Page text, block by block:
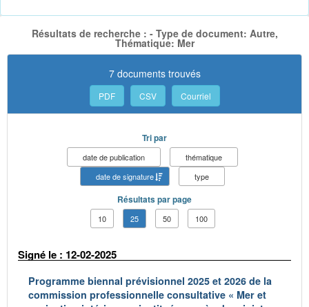
Résultats de recherche : - Type de document: Autre,
Thématique: Mer
7 documents trouvés
PDF CSV Courriel
Tri par
date de publication
thématique
date de signature
type
Résultats par page
10 25 50 100
Signé le : 12-02-2025
Programme biennal prévisionnel 2025 et 2026 de la
commission professionnelle consultative « Mer et